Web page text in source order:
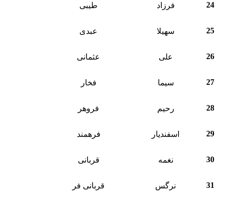
24 فرزاد طیبی
25 سهیلا عبدی
26 علی عثمانی
27 سیما فخار
28 رحیم فروهر
29 اسفندیار فرهمند
30 نغمه قربانی
31 نرگس قربانی فر